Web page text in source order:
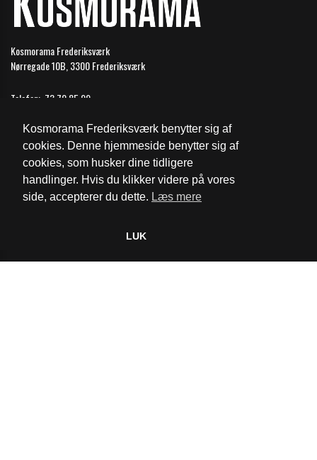
Kosmorama Frederiksværk benytter sig af
cookies. Denne hjemmeside benytter sig af
cookies, som husker dine tidligere
handlinger. Hvis du klikker videre på vores
side, accepterer du dette. Læs mere
LUK
Kosmorama Frederiksværk
Nørregade 10B, 3300 Frederiksværk
Telefon: 73 70 85 99
Åbningstider
Cookie- og privatlivspolitik